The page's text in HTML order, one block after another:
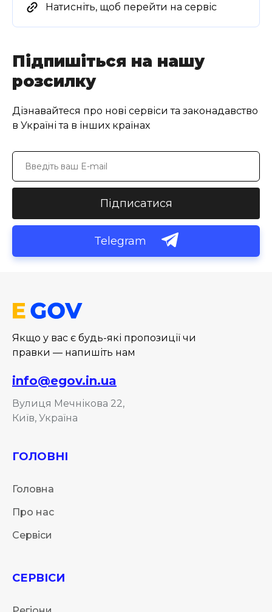
Натисніть, щоб перейти на сервіс
Підпишіться на нашу
розсилку
Дізнавайтеся про нові сервіси та законадавство
в Україні та в інших країнах
Підписатися
Telegram
Якщо у вас є будь-які пропозиції чи
правки — напишіть нам
info@egov.in.ua
Вулиця Мечнікова 22,
Київ, Україна
ГОЛОВНІ
Головна
Про нас
Сервіси
СЕРВІСИ